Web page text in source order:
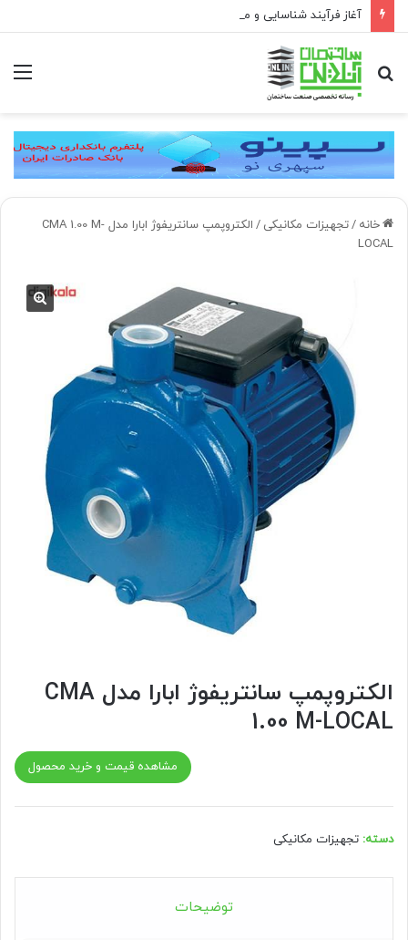
جستجو
برای
خانه /تجهیزات مکانیکی /
الکتروپمپ سانتریفوژ ابارا مدل CMA 1.00 M-
LOCAL
الکتروپمپ سانتریفوژ ابارا مدل CMA
1.00 M-LOCAL
مشاهده قیمت و خرید محصول
دسته: تجهیزات مکانیکی
توضیحات